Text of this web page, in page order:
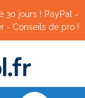
30 jours ! PayPal -
- Conseils de pro !